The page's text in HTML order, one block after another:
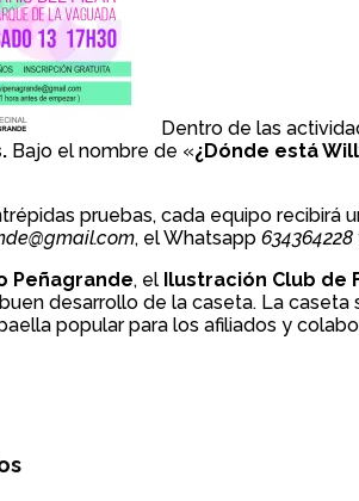
Dentro de las
Bajo el nombre de «¿Dónde está
pruebas, cada equipo recibirá
, el Whatsapp 634364228
Peñagrande, el Ilustración Club de
desarrollo de la caseta. La
popular para los afiliados y